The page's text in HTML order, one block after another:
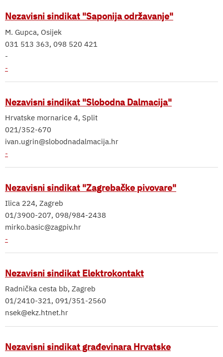
Nezavisni sindikat "Saponija održavanje"
M. Gupca, Osijek
031 513 363, 098 520 421
-
-
Nezavisni sindikat "Slobodna Dalmacija"
Hrvatske mornarice 4, Split
021/352-670
ivan.ugrin@slobodnadalmacija.hr
-
Nezavisni sindikat "Zagrebačke pivovare"
Ilica 224, Zagreb
01/3900-207, 098/984-2438
mirko.basic@zagpiv.hr
-
Nezavisni sindikat Elektrokontakt
Radnička cesta bb, Zagreb
01/2410-321, 091/351-2560
nsek@ekz.htnet.hr
Nezavisni sindikat građevinara Hrvatske